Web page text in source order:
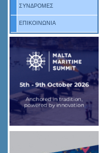
ΣΥΝΔΡΟΜΕΣ
ΕΠΙΚΟΙΝΩΝΙΑ